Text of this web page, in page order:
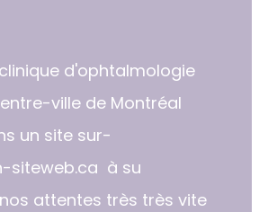
d'ophtalmologie
ville de Montréal
un site sur-
siteweb.ca à su
attentes très très vite